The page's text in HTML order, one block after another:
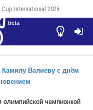
Cup International 2026


beta
Валиеву с днём
чемпионкой